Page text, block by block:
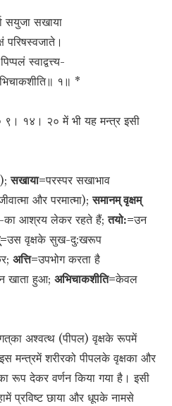
सयुजा सखाया
परिषस्वजाते।
स्वाद्वत्त्य-
१॥ *
१४। २० में भी यह मन्त्र इसी
सखाया=परस्पर सखाभाव
और परमात्मा);समानम् वृक्षम्
का आश्रय लेकर रहते हैं;तयो:=उन
उस वृक्षके सुख-दु:खरूप
अत्ति=उपभोग करता है
खाता हुआ;अभिचाकशीति=केवल
अश्वत्थ (पीपल) वृक्षके रूपमें
मन्त्रमें शरीरको पीपलके वृक्षका और
रूप देकर वर्णन किया गया है। इसी
प्रविष्ट छाया और धूपके नामसे